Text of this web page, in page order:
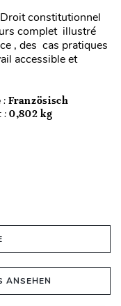
constitutionnel
complet illustré
, des cas pratiques
accessible et
: Französisch
: 0,802 kg
ANSEHEN